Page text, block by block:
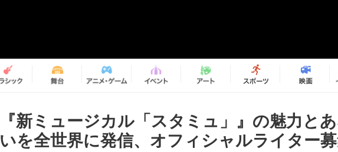
『新ミュージカル「スタミュ」』の魅力と
いを全世界に発信、オフィシャルライター